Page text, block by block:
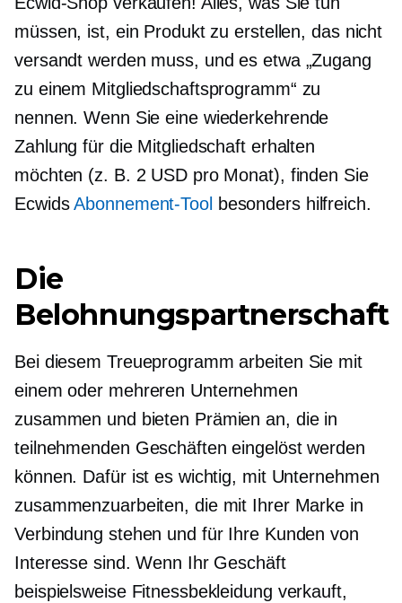
müssen, ist, ein Produkt zu erstellen, das nicht
versandt werden muss, und es etwa „Zugang
zu einem Mitgliedschaftsprogramm“ zu
nennen. Wenn Sie eine wiederkehrende
Zahlung für die Mitgliedschaft erhalten
möchten (z. B. 2 USD pro Monat), finden Sie
EcwidsAbonnement-Tool besonders hilfreich.
Die
Belohnungspartnerschaft
Bei diesem Treueprogramm arbeiten Sie mit
einem oder mehreren Unternehmen
zusammen und bieten Prämien an, die in
teilnehmenden Geschäften eingelöst werden
können. Dafür ist es wichtig, mit Unternehmen
zusammenzuarbeiten, die mit Ihrer Marke in
Verbindung stehen und für Ihre Kunden von
Interesse sind. Wenn Ihr Geschäft
beispielsweise Fitnessbekleidung verkauft,